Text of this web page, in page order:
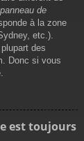
panneau de
à la zone
etc.).
des
Donc si vous
est toujours